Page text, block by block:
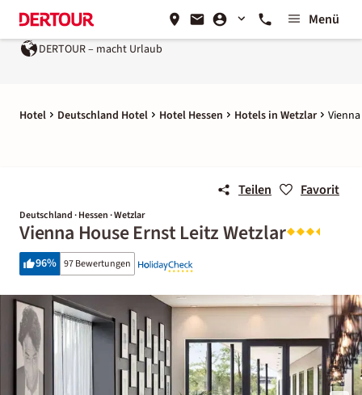
Menü
DERTOUR – macht Urlaub
Hotel Deutschland Hotel Hotel Hessen Hotels in Wetzlar
Teilen Favorit
Deutschland · Hessen · Wetzlar
Vienna House Ernst Leitz Wetzlar
96% 97 Bewertungen